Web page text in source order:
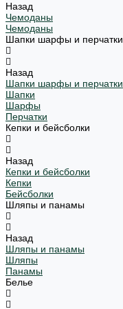
Назад
Чемоданы
Чемоданы
Шапки шарфы и перчатки
Назад
Шапки шарфы и перчатки
Шапки
Шарфы
Перчатки
Кепки и бейсболки
Назад
Кепки и бейсболки
Кепки
Бейсболки
Шляпы и панамы
Назад
Шляпы и панамы
Шляпы
Панамы
Белье